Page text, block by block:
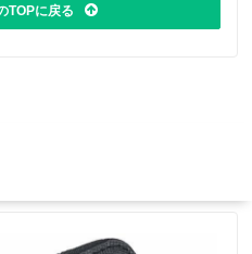
TOPに戻る